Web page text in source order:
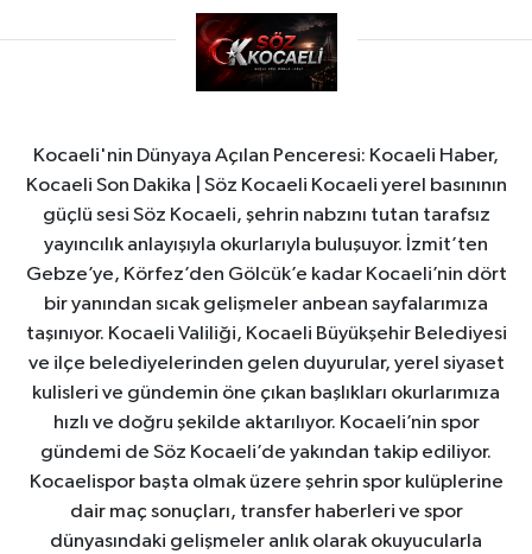
Kocaeli'nin Dünyaya Açılan Penceresi: Kocaeli Haber,
Kocaeli Son Dakika | Söz Kocaeli Kocaeli yerel basınının
güçlü sesi Söz Kocaeli, şehrin nabzını tutan tarafsız
yayıncılık anlayışıyla okurlarıyla buluşuyor. İzmit’ten
Gebze’ye, Körfez’den Gölcük’e kadar Kocaeli’nin dört
bir yanından sıcak gelişmeler anbean sayfalarımıza
taşınıyor. Kocaeli Valiliği, Kocaeli Büyükşehir Belediyesi
ve ilçe belediyelerinden gelen duyurular, yerel siyaset
kulisleri ve gündemin öne çıkan başlıkları okurlarımıza
hızlı ve doğru şekilde aktarılıyor. Kocaeli’nin spor
gündemi de Söz Kocaeli’de yakından takip ediliyor.
Kocaelispor başta olmak üzere şehrin spor kulüplerine
dair maç sonuçları, transfer haberleri ve spor
dünyasındaki gelişmeler anlık olarak okuyucularla